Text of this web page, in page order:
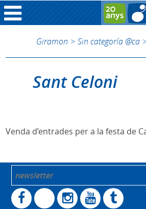
Giramon > Sin categoría @ca
Sant Celoni
Venda d’entrades per a la festa de